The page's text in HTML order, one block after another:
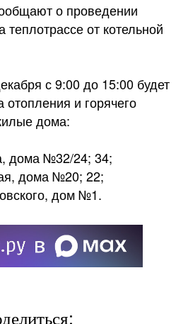
о проведении
от котельной
с 9:00 до 15:00 будет
и горячего
дома:
дома №32/24; 34;
дома №20; 22;
дом №1.